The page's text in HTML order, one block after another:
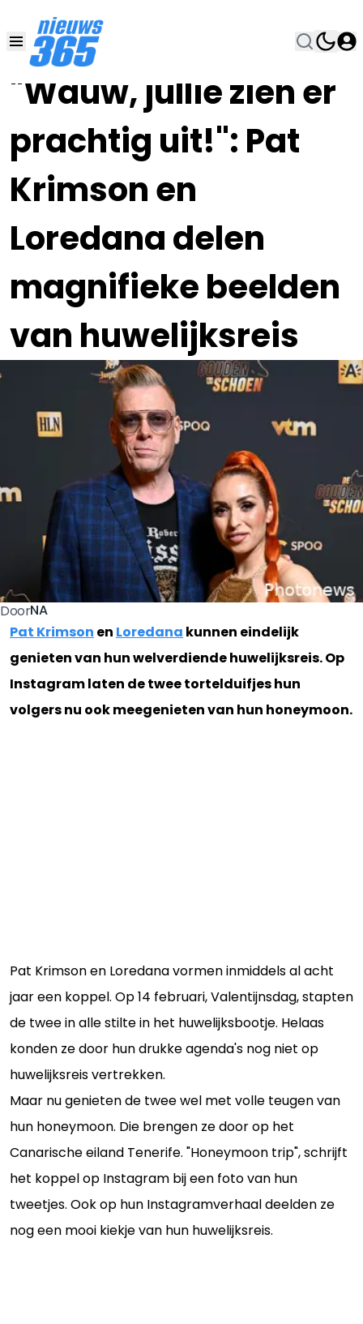
"Wauw, jullie zien er
prachtig uit!": Pat
Krimson en
Loredana delen
magnifieke beelden
van huwelijksreis
18 DEC 2023, 15:00
DoorNA
Pat Krimson en Loredana kunnen eindelijk
genieten van hun welverdiende huwelijksreis. Op
Instagram laten de twee tortelduifjes hun
volgers nu ook meegenieten van hun honeymoon.
Pat Krimson en Loredana vormen inmiddels al acht
jaar een koppel. Op 14 februari, Valentijnsdag, stapten
de twee in alle stilte in het huwelijksbootje. Helaas
konden ze door hun drukke agenda's nog niet op
huwelijksreis vertrekken.
Maar nu genieten de twee wel met volle teugen van
hun honeymoon. Die brengen ze door op het
Canarische eiland Tenerife. "Honeymoon trip", schrijft
het koppel op Instagram bij een foto van hun
tweetjes. Ook op hun Instagramverhaal deelden ze
nog een mooi kiekje van hun huwelijksreis.